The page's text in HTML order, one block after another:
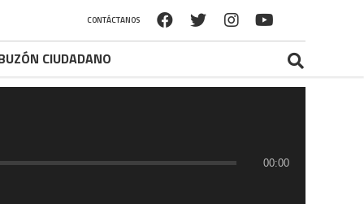
00:00
CONTÁCTANOS
CIUDADANO